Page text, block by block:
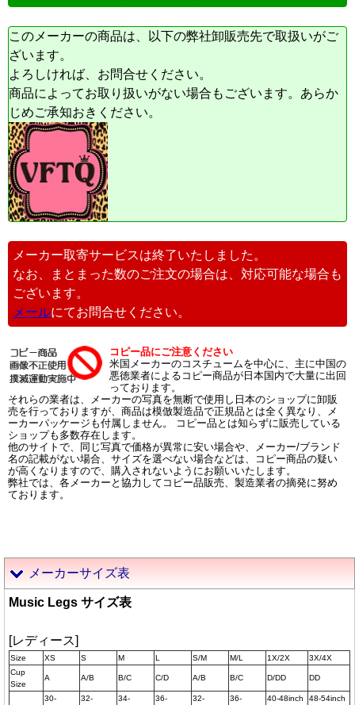
このメーカーの商品は、以下の弊社卸販売先で取扱いがご
ざいます。
よろしければ、お問合せください。
商品によってお取り扱いがない場合もございます。あらか
じめご承知おきください。
メーカー取寄サービスは終了いたしました。
なお、まとまった数のご注文の場合は、対応可能な場合も
ございます。
メールにてお問合せください。
コピー品にご注意ください
米国メーカーのコスチュームを中心に、主に中国の
悪徳業者によるコピー商品が日本国内で大量に出回
っております。
それらの業者は、メーカーの写真を無断で使用し日本のショップに卸販
売を行っておりますが、商品は模倣製造品で正規品とは全く異なり、メ
ーカーパッケージも付属しません。 コピー品とは知らずに販売している
ショップも多数存在します。
他のサイトで、同じ写真で価格が異常に安い場合や、メーカー/ブランド
名の記載がない場合、サイズを選べない場合などは、コピー商品の疑い
が高くなりますので、購入されないようにお願いいたします。
弊社では、各メーカーと協力してコピー品販売、製造業者の摘発に努め
ております。
メーカーサイズ表
Music Legs サイズ表
[レディース]
Size XS S M L S/M M/L 1X/2X
3X/4X
Cup
Size
A A/B B/C C/D A/B B/C D/DD DD
30-
32-
34-
36-
32-
36-
40-48inch
48-54inch